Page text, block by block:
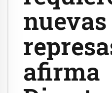
nuevas
afirma